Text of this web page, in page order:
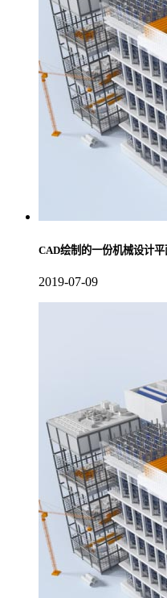
CAD绘制的一份机械设计
2019-07-09